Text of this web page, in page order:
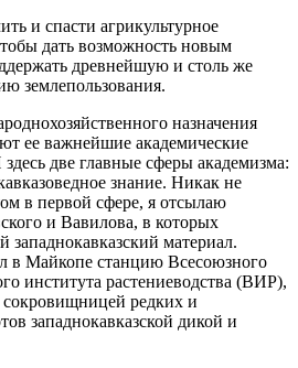
и спасти агрикультурное
дать возможность новым
древнейшую и столь же
землепользования.
назначения
ее важнейшие академические
две главные сферы академизма:
знание. Никак не
в первой сфере, я отсылаю
и Вавилова, в которых
западнокавказский материал.
в Майкопе станцию Всесоюзного
института растениеводства (ВИР),
редких и
западнокавказской дикой и